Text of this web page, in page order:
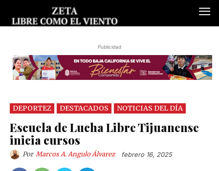
Publicidad
DEPORTEZ DESTACADOS NOTICIAS DEL DÍA
Escuela de Lucha Libre Tijuanense
inicia cursos
Por Marcos A. Angulo Álvarez febrero 16, 2025